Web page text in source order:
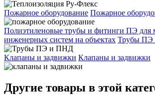
Пожарное оборудование Пожарное
Полиэтиленовые трубы и фитинги ПЭ для
инженерных систем на объектах Трубы
Клапаны и задвижки Клапаны и задвижки
Другие товары в этой